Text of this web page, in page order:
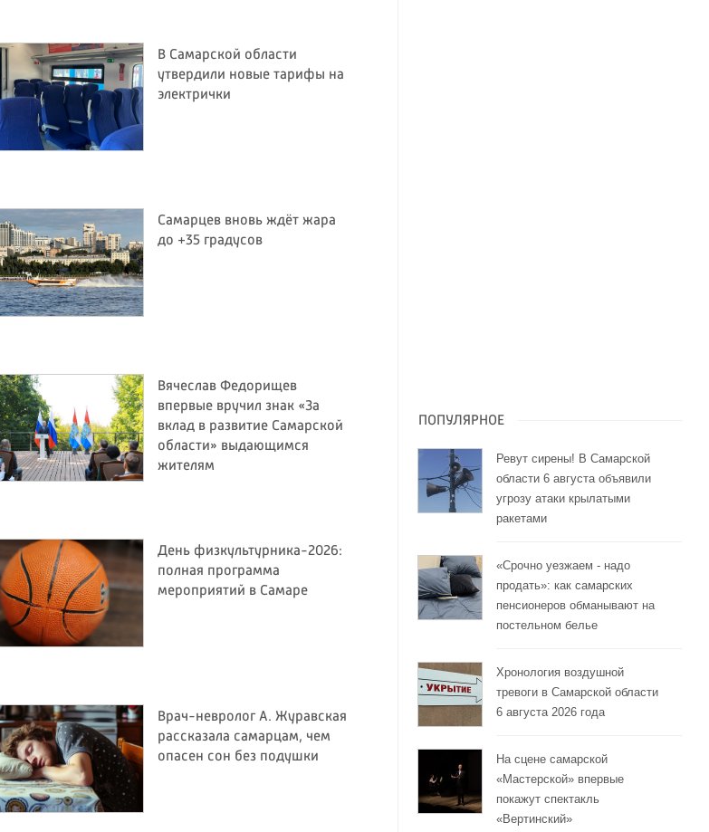
В Самарской области
утвердили новые тарифы на
электрички
Самарцев вновь ждёт жара
до +35 градусов
Вячеслав Федорищев
впервые вручил знак «За
вклад в развитие Самарской
области» выдающимся
жителям
День физкультурника-2026:
полная программа
мероприятий в Самаре
Врач-невролог А. Журавская
рассказала самарцам, чем
опасен сон без подушки
ПОПУЛЯРНОЕ
Ревут сирены! В Самарской
области 6 августа объявили
угрозу атаки крылатыми
ракетами
«Срочно уезжаем - надо
продать»: как самарских
пенсионеров обманывают на
постельном белье
Хронология воздушной
тревоги в Самарской области
6 августа 2026 года
На сцене самарской
«Мастерской» впервые
покажут спектакль
«Вертинский»